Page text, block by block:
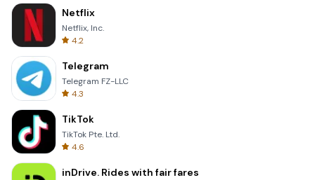
Netflix
Netflix, Inc.
4.2
Telegram
Telegram FZ-LLC
4.3
TikTok
TikTok Pte. Ltd.
4.6
inDrive. Rides with fair fares